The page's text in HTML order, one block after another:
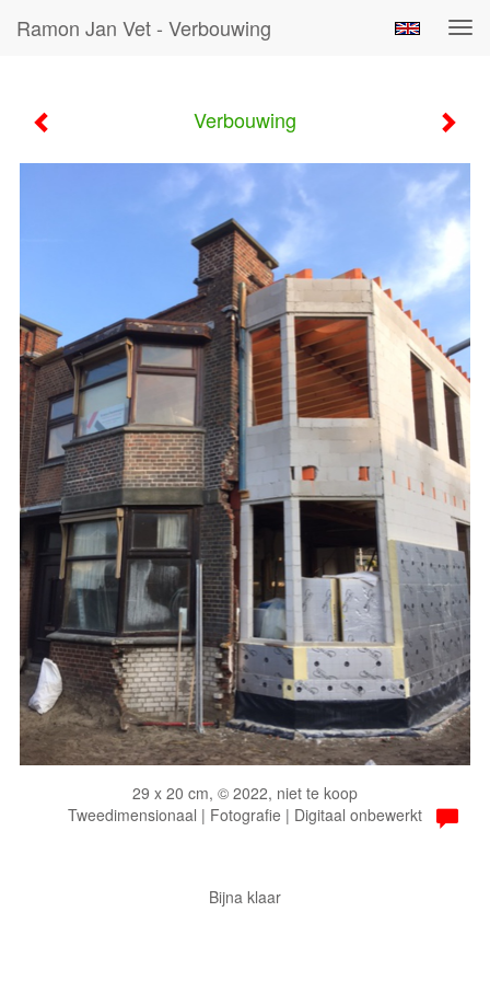
Ramon Jan Vet - Verbouwing
Verbouwing
29 x 20 cm, © 2022, niet te koop
Tweedimensionaal | Fotografie | Digitaal onbewerkt
Bijna klaar